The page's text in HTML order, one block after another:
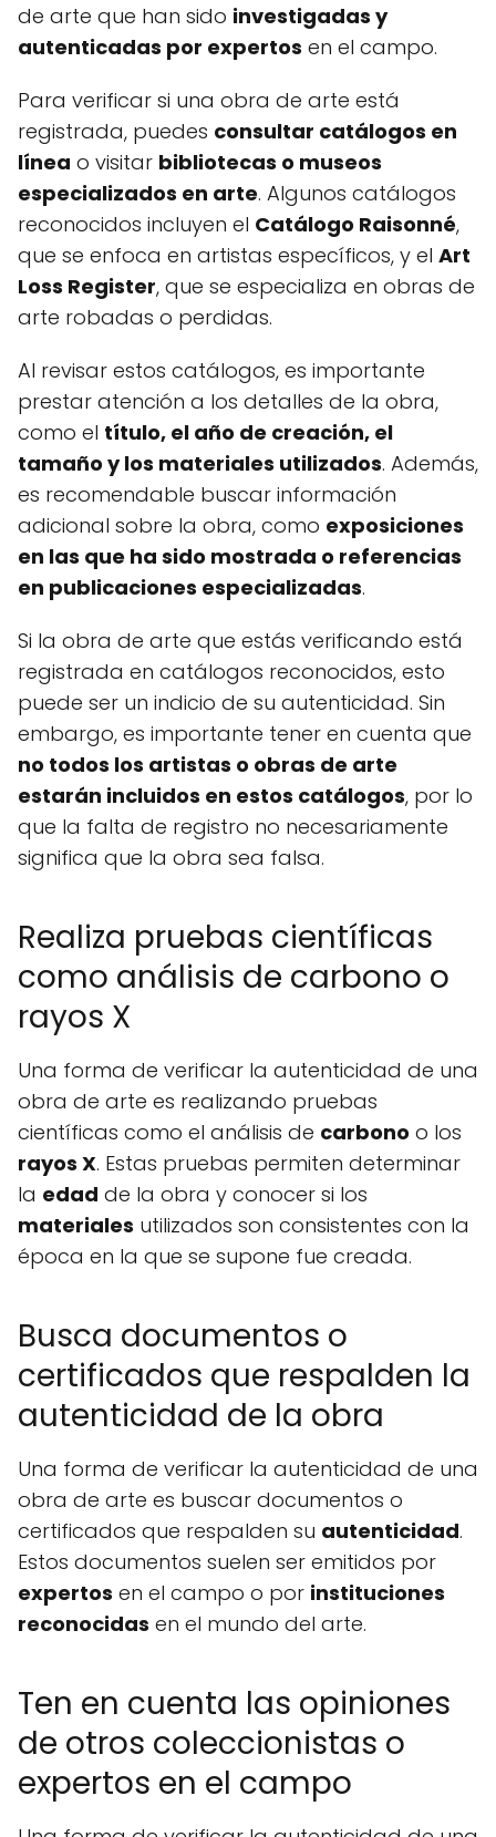
de arte que han sido investigadas y
autenticadas por expertos en el campo.
Para verificar si una obra de arte está
registrada, puedes consultar catálogos en
línea o visitar bibliotecas o museos
especializados en arte. Algunos catálogos
reconocidos incluyen el Catálogo Raisonné,
que se enfoca en artistas específicos, y el Art
Loss Register, que se especializa en obras de
arte robadas o perdidas.
Al revisar estos catálogos, es importante
prestar atención a los detalles de la obra,
como el título, el año de creación, el
tamaño y los materiales utilizados. Además,
es recomendable buscar información
adicional sobre la obra, como exposiciones
en las que ha sido mostrada o referencias
en publicaciones especializadas.
Si la obra de arte que estás verificando está
registrada en catálogos reconocidos, esto
puede ser un indicio de su autenticidad. Sin
embargo, es importante tener en cuenta que
no todos los artistas o obras de arte
estarán incluidos en estos catálogos, por lo
que la falta de registro no necesariamente
significa que la obra sea falsa.
Realiza pruebas científicas
como análisis de carbono o
rayos X
Una forma de verificar la autenticidad de una
obra de arte es realizando pruebas
científicas como el análisis de carbono o los
rayos X. Estas pruebas permiten determinar
la edad de la obra y conocer si los
materiales utilizados son consistentes con la
época en la que se supone fue creada.
Busca documentos o
certificados que respalden la
autenticidad de la obra
Una forma de verificar la autenticidad de una
obra de arte es buscar documentos o
certificados que respalden su autenticidad.
Estos documentos suelen ser emitidos por
expertos en el campo o por instituciones
reconocidas en el mundo del arte.
Ten en cuenta las opiniones
de otros coleccionistas o
expertos en el campo